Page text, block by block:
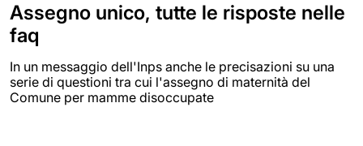
Assegno unico, tutte le risposte nelle
faq
In un messaggio dell'Inps anche le precisazioni su una
serie di questioni tra cui l'assegno di maternità del
Comune per mamme disoccupate